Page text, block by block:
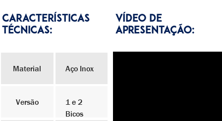
CARACTERÍSTICAS
TÉCNICAS:
Material Aço Inox
Versão
1 e 2
Bicos
Vídeo de
Apresentação: